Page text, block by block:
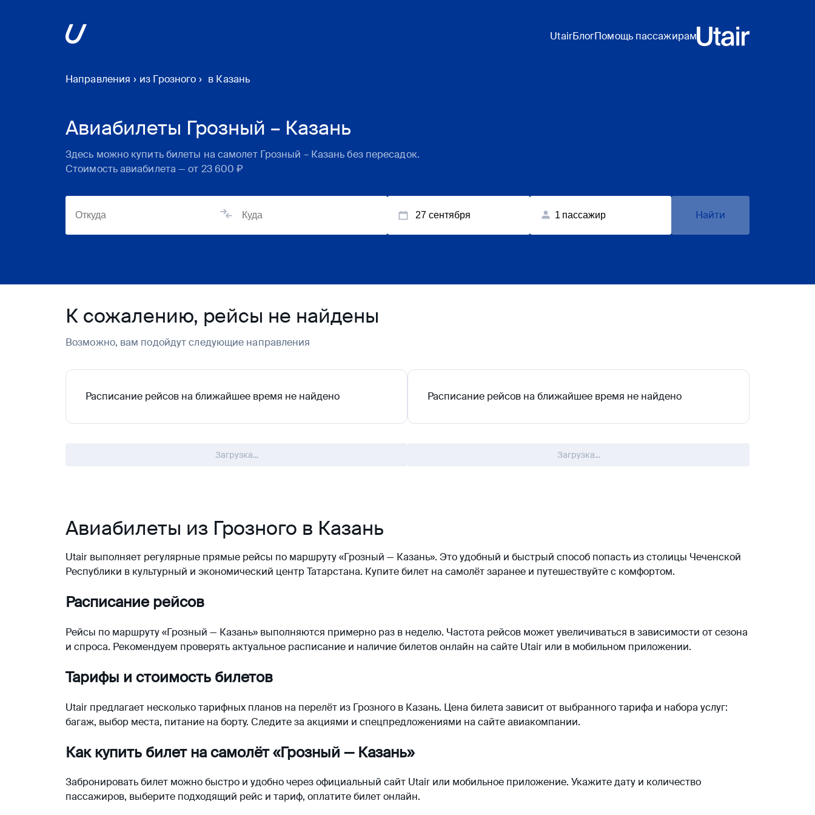
UtairБлогПомощь пассажирам
Направления › из Грозного › в Казань
Авиабилеты Грозный – Казань
Здесь можно купить билеты на самолет Грозный – Казаньбез пересадок.
Стоимость авиабилета — от 23 600 ₽
27 сентября 1 пассажир Найти
К сожалению, рейсы не найдены
Возможно, вам подойдут следующие направления
Расписание рейсов на ближайшее время не найдено
Загрузка...
Расписание рейсов на ближайшее время не найдено
Загрузка...
Авиабилеты из Грозного в Казань
Utair выполняет регулярные прямые рейсы по маршруту «Грозный — Казань». Это удобный и быстрый способ попасть из столицы Чеченской
Республики в культурный и экономический центр Татарстана. Купите билет на самолёт заранее и путешествуйте с комфортом.
Расписание рейсов
Рейсы по маршруту «Грозный — Казань» выполняются примерно раз в неделю. Частота рейсов может увеличиваться в зависимости от сезона
и спроса. Рекомендуем проверять актуальное расписание и наличие билетов онлайн на сайте Utair или в мобильном приложении.
Тарифы и стоимость билетов
Utair предлагает несколько тарифных планов на перелёт из Грозного в Казань. Цена билета зависит от выбранного тарифа и набора услуг:
багаж, выбор места, питание на борту. Следите за акциями и спецпредложениями на сайте авиакомпании.
Как купить билет на самолёт «Грозный — Казань»
Забронировать билет можно быстро и удобно через официальный сайт Utair или мобильное приложение. Укажите дату и количество
пассажиров, выберите подходящий рейс и тариф, оплатите билет онлайн.